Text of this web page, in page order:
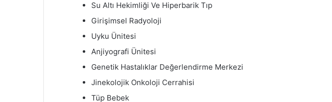
Su Altı Hekimliği Ve Hiperbarik Tıp
Girişimsel Radyoloji
Uyku Ünitesi
Anjiyografi Ünitesi
Genetik Hastalıklar Değerlendirme Merkezi
Jinekolojik Onkoloji Cerrahisi
Tüp Bebek